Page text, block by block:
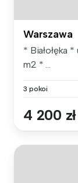
Warszawa
* Białołęka
m2 * ...
3 pokoi
4 200 zł